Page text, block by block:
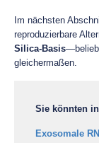
Im nächsten
reproduzierbare
Silica-Basis
gleichermaßen.
Sie könnten
Exosomale